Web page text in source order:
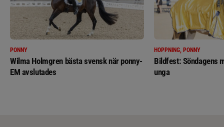
PONNY
Wilma Holmgren bästa svensk när ponny-
EM avslutades
HOPPNING, PONNY
Bildfest: Söndagens
unga